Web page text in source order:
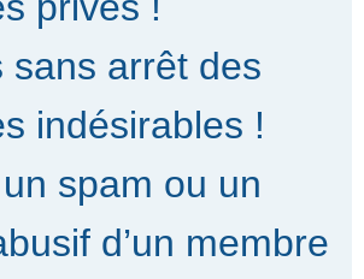
sans arrêt des
indésirables !
spam ou un
d’un membre